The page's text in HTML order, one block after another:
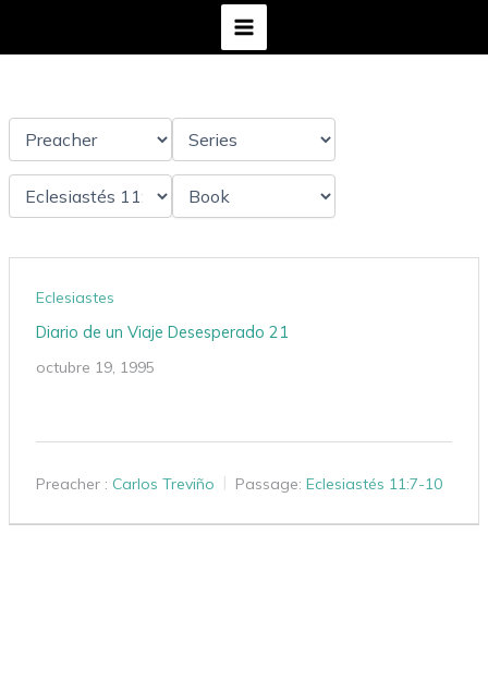
Eclesiastes
Diario de un Viaje Desesperado 21
octubre 19, 1995
Preacher : Carlos Treviño Passage: Eclesiastés 11:7-10